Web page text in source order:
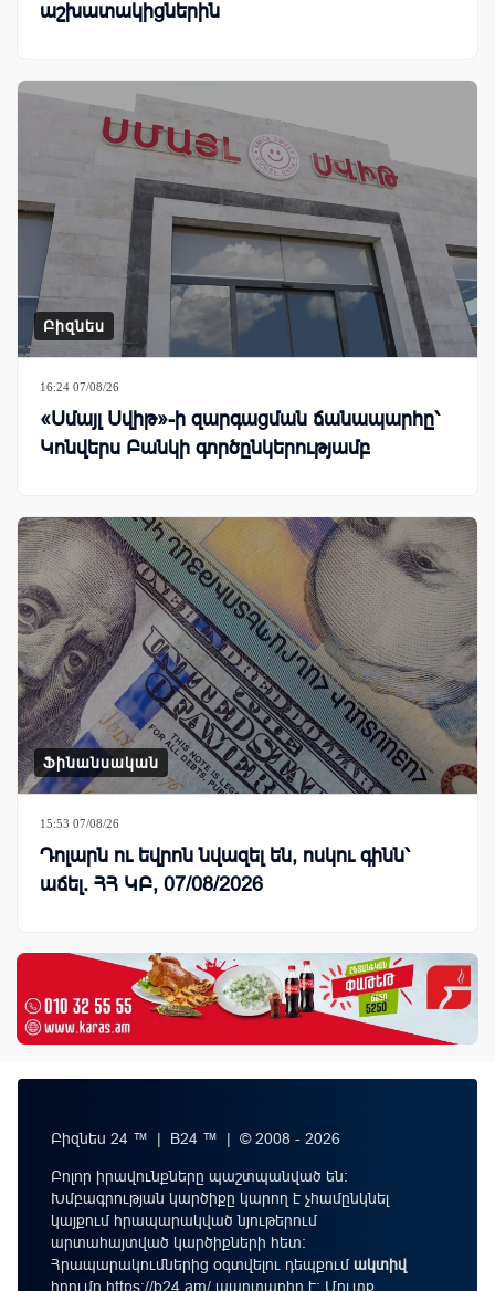
աշխատակիցներին
Բիզնես
16:24 07/08/26
«Սմայլ Սվիթ»-ի զարգացման ճանապարհը՝
Կոնվերս Բանկի գործընկերությամբ
Ֆինանսական
15:53 07/08/26
Դոլարն ու եվրոն նվազել են, ոսկու գինն՝
աճել. ՀՀ ԿԲ, 07/08/2026
Բիզնես 24 ™ | B24 ™ | © 2008 - 2026
Բոլոր իրավունքները պաշտպանված են:
Խմբագրության կարծիքը կարող է չհամընկնել
կայքում հրապարակված նյութերում
արտահայտված կարծիքների հետ:
Հրապարակումներից օգտվելու դեպքումակտիվ
հղումը https://b24.am/ պարտադիր է: Մուտք